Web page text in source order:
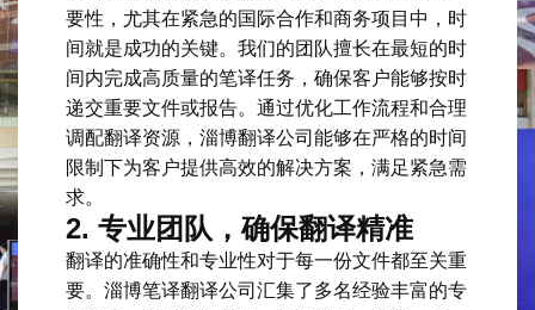
要性，尤其在紧急的国际合作和商务项目中，时
间就是成功的关键。我们的团队擅长在最短的时
间内完成高质量的笔译任务，确保客户能够按时
递交重要文件或报告。通过优化工作流程和合理
调配翻译资源，淄博翻译公司能够在严格的时间
限制下为客户提供高效的解决方案，满足紧急需
求。
2. 专业团队，确保翻译精准
翻译的准确性和专业性对于每一份文件都至关重
要。淄博笔译翻译公司汇集了多名经验丰富的专